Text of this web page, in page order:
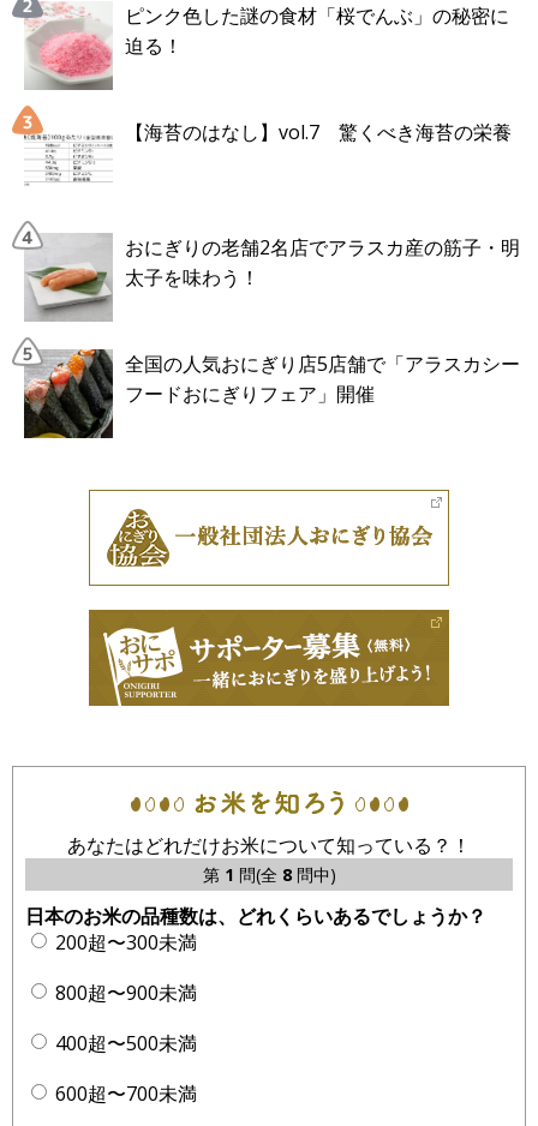
ピンク色した謎の食材「桜でんぶ」の秘密に
迫る！
【海苔のはなし】vol.7 驚くべき海苔の栄養
おにぎりの老舗2名店でアラスカ産の筋子・明
太子を味わう！
全国の人気おにぎり店5店舗で「アラスカシー
フードおにぎりフェア」開催
あなたはどれだけお米について知っている？！
第 1 問(全 8問中)
日本のお米の品種数は、どれくらいあるでしょうか？
200超〜300未満
800超〜900未満
400超〜500未満
600超〜700未満